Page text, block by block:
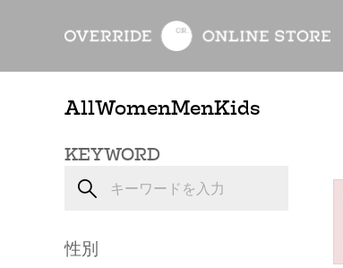
AllWomenMenKids
KEYWORD
性別